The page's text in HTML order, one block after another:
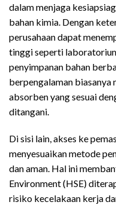
dalam menjaga
bahan kimia. Dengan
perusahaan dapat
tinggi seperti
penyimpanan bahan
berpengalaman biasanya
absorben yang sesuai
ditangani.
Di sisi lain, akses ke
menyesuaikan metode
dan aman. Hal ini
Environment (HSE)
risiko kecelakaan kerja